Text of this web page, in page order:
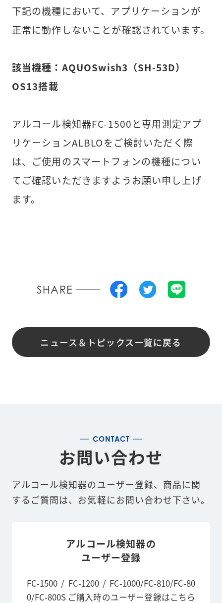
下記の機種において、アプリケーションが
正常に動作しないことが確認されています。
該当機種：AQUOSwish3（SH-53D）
OS13搭載
アルコール検知器FC-1500と専用測定アプ
リケーションALBLOをご検討いただく際
は、ご使用のスマートフォンの機種につい
てご確認いただきますようお願い申し上げ
ます。
SHARE
ニュース＆トピックス一覧に戻る
CONTACT
お問い合わせ
アルコール検知器のユーザー登録、商品に関
するご質問は、お気軽にお問い合わせ下さい｡
アルコール検知器の
ユーザー登録
FC-1500 / FC-1200 / FC-1000/FC-810/FC-80
0/FC-800S ご購入時のユーザー登録はこちら